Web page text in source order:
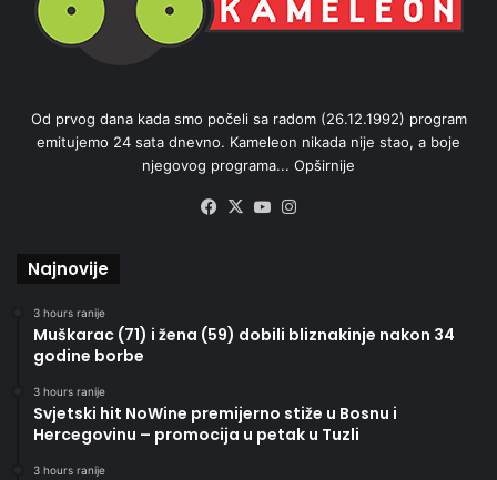
Od prvog dana kada smo počeli sa radom (26.12.1992) program
emitujemo 24 sata dnevno. Kameleon nikada nije stao, a boje
njegovog programa... Opširnije
Facebook
X YouTube
Najnovije
3 hours ranije
Muškarac (71) i žena (59) dobili bliznakinje nakon 34
godine borbe
3 hours ranije
Svjetski hit NoWine premijerno stiže u Bosnu i
Hercegovinu – promocija u petak u Tuzli
3 hours ranije